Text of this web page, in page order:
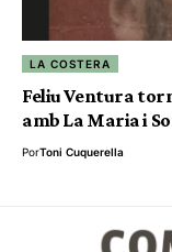
LA COSTERA
Feliu Ventura
amb La Maria i
PorToni Cuquerella